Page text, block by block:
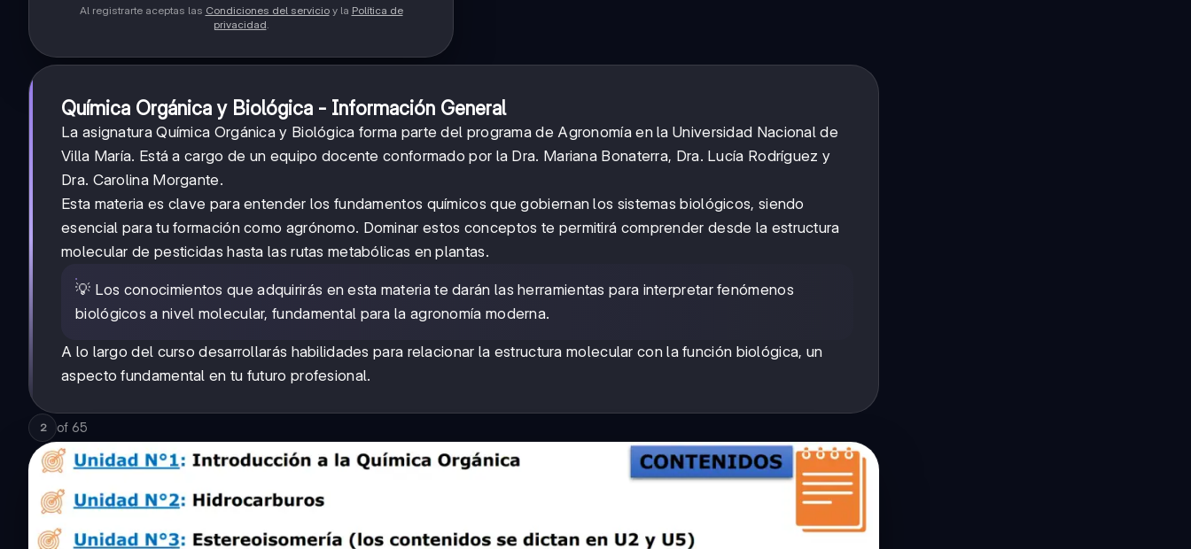
Al registrarte aceptas las Condiciones del servicioy la Política de
privacidad.
Química Orgánica y Biológica - Información General
La asignatura Química Orgánica y Biológica forma parte del programa de Agronomía en la Universidad Nacional de
Villa María. Está a cargo de un equipo docente conformado por la Dra. Mariana Bonaterra, Dra. Lucía Rodríguez y
Dra. Carolina Morgante.
Esta materia es clave para entender los fundamentos químicos que gobiernan los sistemas biológicos, siendo
esencial para tu formación como agrónomo. Dominar estos conceptos te permitirá comprender desde la estructura
molecular de pesticidas hasta las rutas metabólicas en plantas.
💡 Los conocimientos que adquirirás en esta materia te darán las herramientas para interpretar fenómenos
biológicos a nivel molecular, fundamental para la agronomía moderna.
A lo largo del curso desarrollarás habilidades para relacionar la estructura molecular con la función biológica, un
aspecto fundamental en tu futuro profesional.
2 of 65